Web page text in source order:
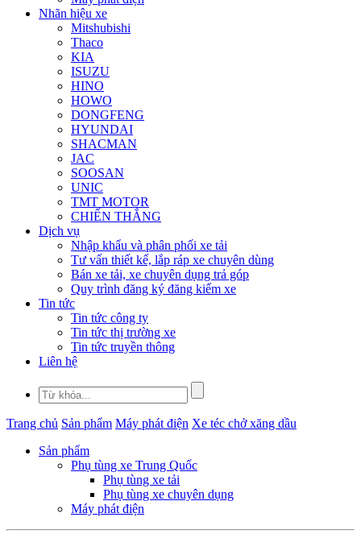
Nhãn hiệu xe
Mitshubishi
Thaco
KIA
ISUZU
HINO
HOWO
DONGFENG
HYUNDAI
SHACMAN
JAC
SOOSAN
UNIC
TMT MOTOR
CHIẾN THẮNG
Dịch vụ
Nhập khẩu và phân phối xe tải
Tư vấn thiết kế, lắp ráp xe chuyên dùng
Bán xe tải, xe chuyên dụng trả góp
Quy trình đăng ký đăng kiểm xe
Tin tức
Tin tức công ty
Tin tức thị trường xe
Tin tức truyền thông
Liên hệ
Trang chủ Sản phẩm Máy phát điện Xe téc chở xăng dầu
Sản phẩm
Phụ tùng xe Trung Quốc
Phụ tùng xe tải
Phụ tùng xe chuyên dụng
Máy phát điện